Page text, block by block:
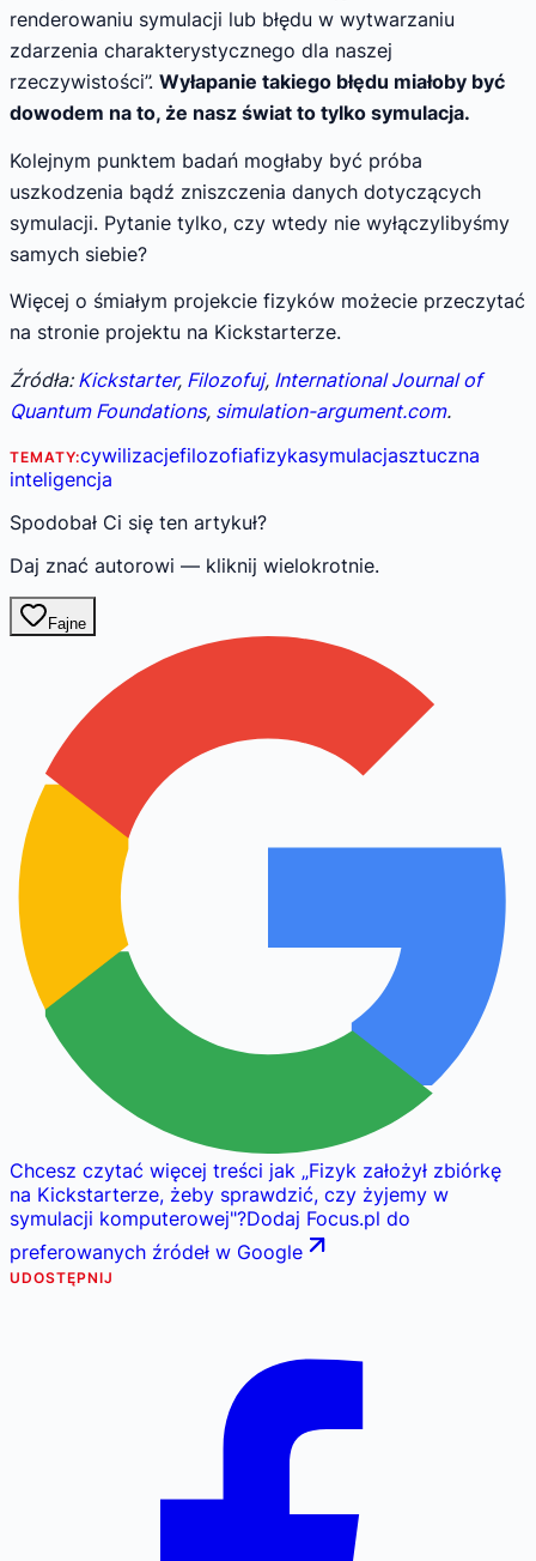
renderowaniu symulacji lub błędu w wytwarzaniu
zdarzenia charakterystycznego dla naszej
rzeczywistości”. Wyłapanie takiego błędu miałoby być
dowodem na to, że nasz świat to tylko symulacja.
Kolejnym punktem badań mogłaby być próba
uszkodzenia bądź zniszczenia danych dotyczących
symulacji. Pytanie tylko, czy wtedy nie wyłączylibyśmy
samych siebie?
Więcej o śmiałym projekcie fizyków możecie przeczytać
na stronie projektu na Kickstarterze.
Źródła: Kickstarter, Filozofuj, International Journal of
Quantum Foundations, simulation-argument.com.
TEMATY:cywilizacjefilozofiafizykasymulacjasztuczna
inteligencja
Spodobał Ci się ten artykuł?
Daj znać autorowi — kliknij wielokrotnie.
Fajne
Chcesz czytać więcej treści jak „Fizyk założył zbiórkę
na Kickstarterze, żeby sprawdzić, czy żyjemy w
symulacji komputerowej"?Dodaj Focus.pl do
preferowanych źródeł w Google
UDOSTĘPNIJ